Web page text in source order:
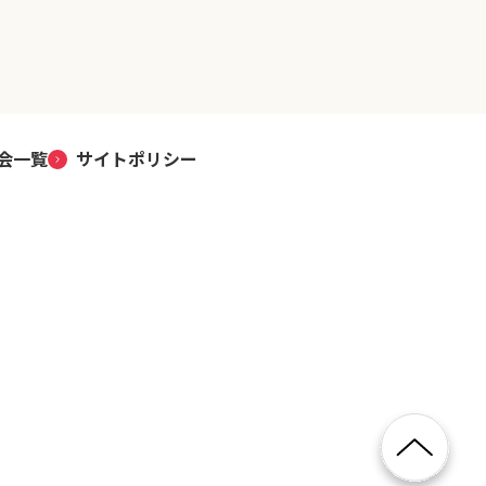
一覧 サイトポリシー